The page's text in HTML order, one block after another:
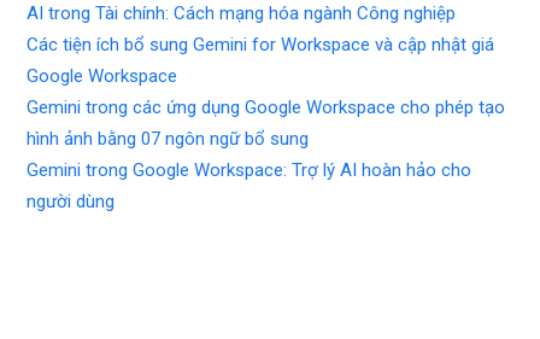
AI trong Tài chính: Cách mạng hóa ngành Công nghiệp
Các tiện ích bổ sung Gemini for Workspace và cập nhật giá
Google Workspace
Gemini trong các ứng dụng Google Workspace cho phép tạo
hình ảnh bằng 07 ngôn ngữ bổ sung
Gemini trong Google Workspace: Trợ lý AI hoàn hảo cho
người dùng